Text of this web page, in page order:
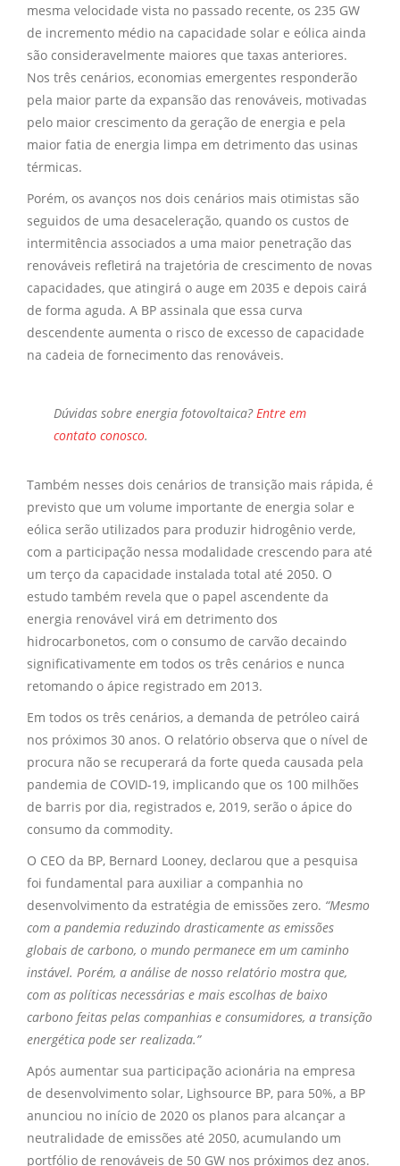
mesma velocidade vista no passado recente, os 235 GW
de incremento médio na capacidade solar e eólica ainda
são consideravelmente maiores que taxas anteriores.
Nos três cenários, economias emergentes responderão
pela maior parte da expansão das renováveis, motivadas
pelo maior crescimento da geração de energia e pela
maior fatia de energia limpa em detrimento das usinas
térmicas.
Porém, os avanços nos dois cenários mais otimistas são
seguidos de uma desaceleração, quando os custos de
intermitência associados a uma maior penetração das
renováveis refletirá na trajetória de crescimento de novas
capacidades, que atingirá o auge em 2035 e depois cairá
de forma aguda. A BP assinala que essa curva
descendente aumenta o risco de excesso de capacidade
na cadeia de fornecimento das renováveis.
Dúvidas sobre energia fotovoltaica? Entre em
contato conosco.
Também nesses dois cenários de transição mais rápida, é
previsto que um volume importante de energia solar e
eólica serão utilizados para produzir hidrogênio verde,
com a participação nessa modalidade crescendo para até
um terço da capacidade instalada total até 2050. O
estudo também revela que o papel ascendente da
energia renovável virá em detrimento dos
hidrocarbonetos, com o consumo de carvão decaindo
significativamente em todos os três cenários e nunca
retomando o ápice registrado em 2013.
Em todos os três cenários, a demanda de petróleo cairá
nos próximos 30 anos. O relatório observa que o nível de
procura não se recuperará da forte queda causada pela
pandemia de COVID-19, implicando que os 100 milhões
de barris por dia, registrados e, 2019, serão o ápice do
consumo da commodity.
O CEO da BP, Bernard Looney, declarou que a pesquisa
foi fundamental para auxiliar a companhia no
desenvolvimento da estratégia de emissões zero. “Mesmo
com a pandemia reduzindo drasticamente as emissões
globais de carbono, o mundo permanece em um caminho
instável. Porém, a análise de nosso relatório mostra que,
com as políticas necessárias e mais escolhas de baixo
carbono feitas pelas companhias e consumidores, a transição
energética pode ser realizada.”
Após aumentar sua participação acionária na empresa
de desenvolvimento solar, Lighsource BP, para 50%, a BP
anunciou no início de 2020 os planos para alcançar a
neutralidade de emissões até 2050, acumulando um
portfólio de renováveis de 50 GW nos próximos dez anos.